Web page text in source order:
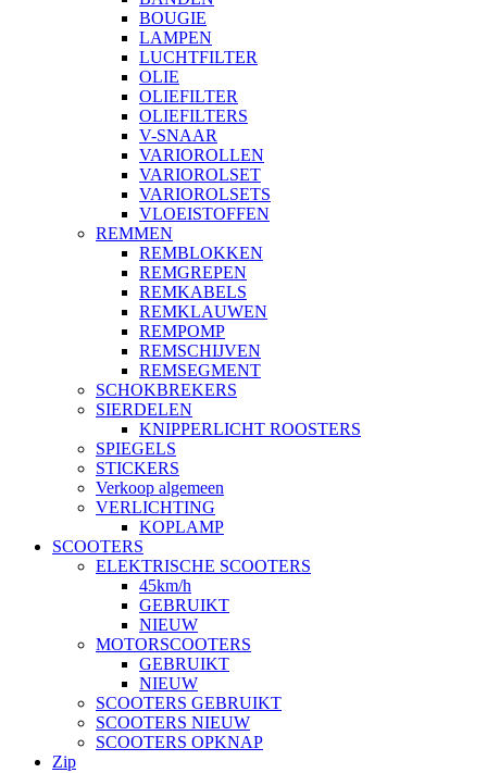
BOUGIE
LAMPEN
LUCHTFILTER
OLIE
OLIEFILTER
OLIEFILTERS
V-SNAAR
VARIOROLLEN
VARIOROLSET
VARIOROLSETS
VLOEISTOFFEN
REMMEN
REMBLOKKEN
REMGREPEN
REMKABELS
REMKLAUWEN
REMPOMP
REMSCHIJVEN
REMSEGMENT
SCHOKBREKERS
SIERDELEN
KNIPPERLICHT ROOSTERS
SPIEGELS
STICKERS
Verkoop algemeen
VERLICHTING
KOPLAMP
SCOOTERS
ELEKTRISCHE SCOOTERS
45km/h
GEBRUIKT
NIEUW
MOTORSCOOTERS
GEBRUIKT
NIEUW
SCOOTERS GEBRUIKT
SCOOTERS NIEUW
SCOOTERS OPKNAP
Zip